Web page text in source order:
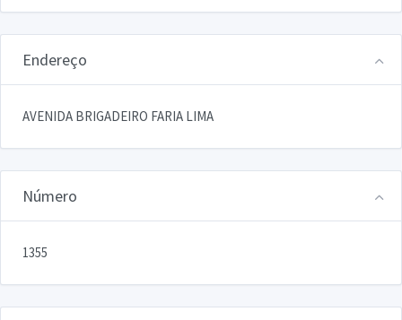
Endereço
AVENIDA BRIGADEIRO FARIA LIMA
Número
1355